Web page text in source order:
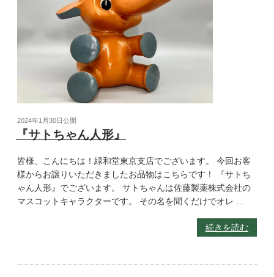
2024年1月30日公開
『サトちゃん人形』
皆様、こんにちは！緑和堂東京支店でございます。 今回お客
様からお譲りいただきましたお品物はこちらです！ 『サトち
ゃん人形』でございます。 サトちゃんは佐藤製薬株式会社の
マスコットキャラクターです。 その名を聞くだけでオレ …
続きを読む